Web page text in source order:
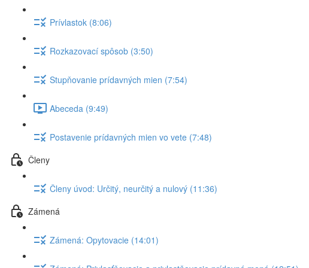
Prívlastok (8:06)
Rozkazovací spôsob (3:50)
Stupňovanie prídavných mien (7:54)
Abeceda (9:49)
Postavenie prídavných mien vo vete (7:48)
Členy
Členy úvod: Určitý, neurčitý a nulový (11:36)
Zámená
Zámená: Opytovacie (14:01)